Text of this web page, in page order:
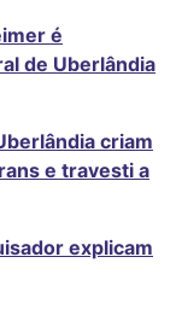
é
de Uberlândia
criam
e travesti a
explicam